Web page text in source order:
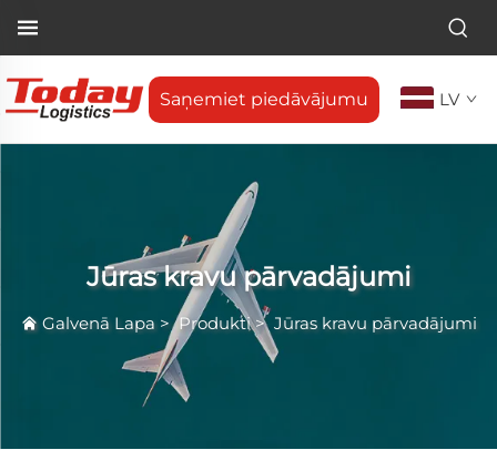
Saņemiet piedāvājumu LV
Jūras kravu pārvadājumi
Galvenā Lapa>Produkti> Jūras kravu pārvadājumi